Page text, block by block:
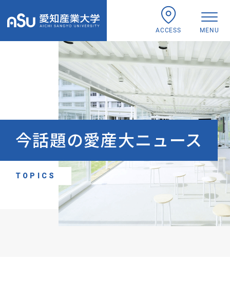
ACCESS MENU
今話題の愛産大ニュース
TOPICS